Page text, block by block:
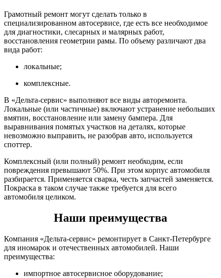
Грамотный ремонт могут сделать только в
специализированном автосервисе, где есть все необходимое
для диагностики, слесарных и малярных работ,
восстановления геометрии рамы. По объему различают два
вида работ:
локальные;
комплексные.
В «Дельта-сервис» выполняют все виды авторемонта.
Локальные (или частичные) включают устранение небольших
вмятин, восстановление или замену бампера. Для
выравнивания помятых участков на деталях, которые
невозможно выправить, не разобрав авто, используется
споттер.
Комплексный (или полный) ремонт необходим, если
повреждения превышают 50%. При этом корпус автомобиля
разбирается. Применяется сварка, честь запчастей заменяется.
Покраска в таком случае также требуется для всего
автомобиля целиком.
Наши преимущества
Компания «Дельта-сервис» ремонтирует в Санкт-Петербурге
для иномарок и отечественных автомобилей. Наши
преимущества:
импортное автосервисное оборудование;